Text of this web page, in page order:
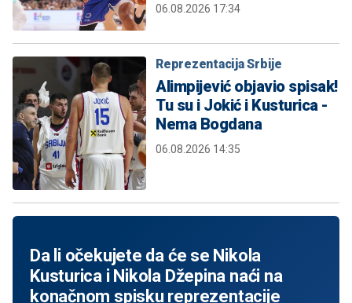
06.08.2026 17:34
Reprezentacija Srbije
Alimpijević objavio spisak!
Tu su i Jokić i Kusturica -
Nema Bogdana
06.08.2026 14:35
Da li očekujete da će se Nikola
Kusturica i Nikola Džepina naći na
konačnom spisku reprezentacije